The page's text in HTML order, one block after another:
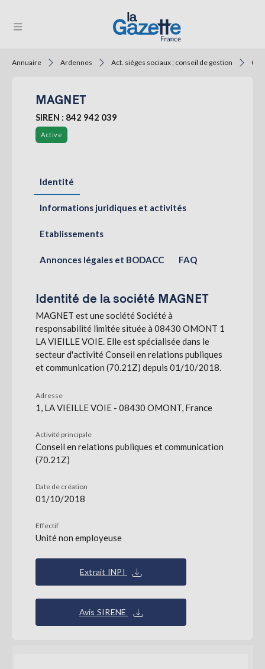
RÉGIONS
FORMATS
SERVICES
connecter
S'abonner
Annuaire Ardennes Act. sièges sociaux ; conseil de gestion
MAGNET
SIREN : 842 942 039
Active
Identité
Informations juridiques et activités
Etablissements
Annonces légales et BODACC FAQ
Identité de la société MAGNET
MAGNET est une société Société à
responsabilité limitée située à 08430 OMONT 1
LA VIEILLE VOIE. Elle est spécialisée dans le
secteur d'activité Conseil en relations publiques
et communication (70.21Z) depuis 01/10/2018.
Adresse
1, LA VIEILLE VOIE - 08430 OMONT, France
Activité principale
Conseil en relations publiques et communication
(70.21Z)
Date de création
01/10/2018
Effectif
Unité non employeuse
Extrait INPI
Avis SIRENE